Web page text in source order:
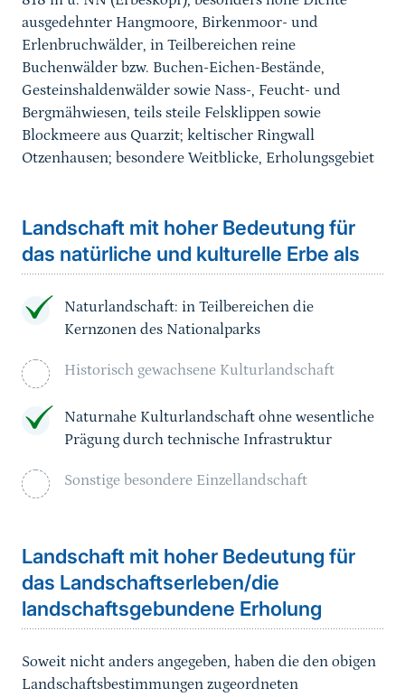
ausgedehnter Hangmoore, Birkenmoor- und
Erlenbruchwälder, in Teilbereichen reine
Buchenwälder bzw. Buchen-Eichen-Bestände,
Gesteinshaldenwälder sowie Nass-, Feucht- und
Bergmähwiesen, teils steile Felsklippen sowie
Blockmeere aus Quarzit; keltischer Ringwall
Otzenhausen; besondere Weitblicke, Erholungsgebiet
Landschaft mit hoher Bedeutung für
das natürliche und kulturelle Erbe als
Naturlandschaft: in Teilbereichen die
Kernzonen des Nationalparks
Historisch gewachsene Kulturlandschaft
Naturnahe Kulturlandschaft ohne wesentliche
Prägung durch technische Infrastruktur
Sonstige besondere Einzellandschaft
Landschaft mit hoher Bedeutung für
das Landschaftserleben/die
landschaftsgebundene Erholung
Soweit nicht anders angegeben, haben die den obigen
Landschaftsbestimmungen zugeordneten